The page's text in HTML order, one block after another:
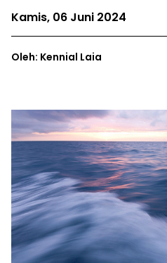
Kamis, 06 Juni 2024
Oleh: Kennial Laia